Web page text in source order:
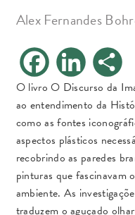
Alex Fernandes
e
b
o
o
k
k
e
d
I
n
r
e
O livro O Discurso da
ao entendimento da
como as fontes
aspectos plásticos
recobrindo as paredes
pinturas que fascinavam
ambiente. As
traduzem o aguçado